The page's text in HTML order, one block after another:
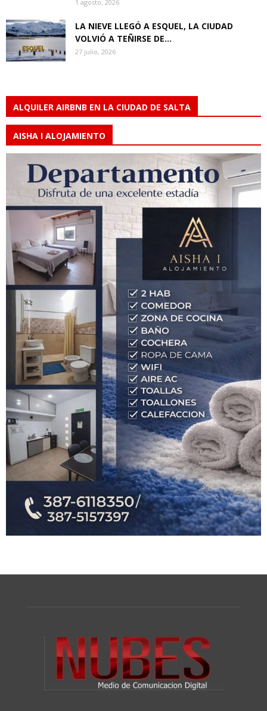
1 agosto, 2026
LA NIEVE LLEGÓ A ESQUEL, LA CIUDAD
VOLVIÓ A TEÑIRSE DE...
27 julio, 2026
ALQUILER AIRBNB EN LA CIUDAD DE SALTA
AISHA I ALOJAMIENTO